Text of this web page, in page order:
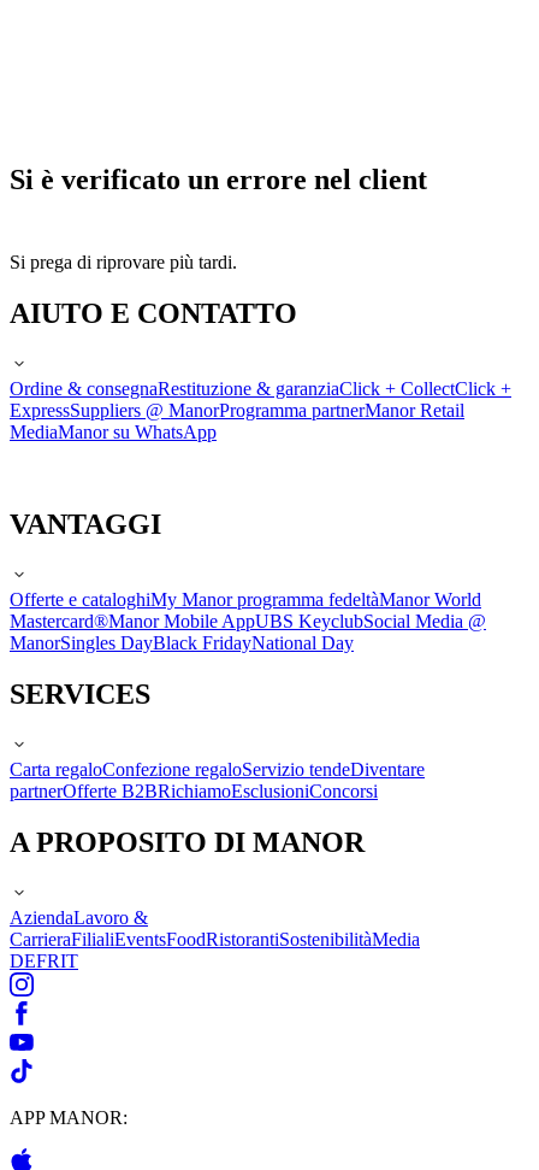
Si è verificato un errore nel client
Si prega di riprovare più tardi.
AIUTO E CONTATTO
Ordine & consegnaRestituzione & garanziaClick + CollectClick +
ExpressSuppliers @ ManorProgramma partnerManor Retail
MediaManor su WhatsApp
VANTAGGI
Offerte e cataloghiMy Manor programma fedeltàManor World
Mastercard®Manor Mobile AppUBS KeyclubSocial Media @
ManorSingles DayBlack FridayNational Day
SERVICES
Carta regaloConfezione regaloServizio tendeDiventare
partnerOfferte B2BRichiamoEsclusioniConcorsi
A PROPOSITO DI MANOR
AziendaLavoro &
CarrieraFilialiEventsFoodRistorantiSostenibilitàMedia
DEFRIT
APP MANOR: